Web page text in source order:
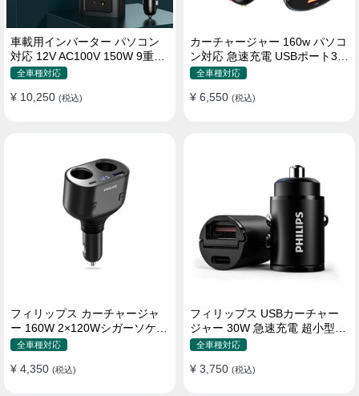
車載用インバーター パソコン
対応 12V AC100V 150W 9重保
護 ディスプレイ付き 静音タイ
全車種対応
¥ 10,250 (税込)
カーチャージャー 160w パソコ
ン対応 急速充電 USBポート3つ
Type-C シガーソケット
全車種対応
¥ 6,550 (税込)
フィリップス カーチャージャ
ー 160W 2×120Wシガーソケッ
ト おしゃれ
全車種対応
¥ 4,350 (税込)
フィリップス USBカーチャー
ジャー 30W 急速充電 超小型設
計 おしゃれ シガーソケット
全車種対応
¥ 3,750 (税込)